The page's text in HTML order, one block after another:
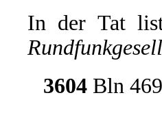
In der Tat
3604 Bln